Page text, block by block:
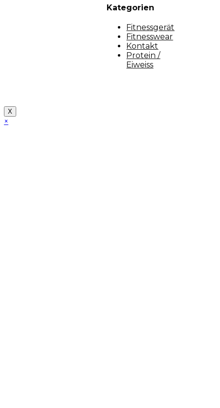
Kategorien
Fitnessgerät
Fitnesswear
Kontakt
Protein /
Eiweiss
X
×